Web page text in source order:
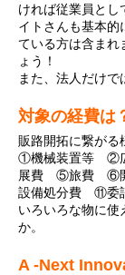
ければ従業員とし
イトさんも基本的
ている方は含まれ
ょう！
また、法人だけで
対象の経費は
販路開拓に繋がる
①機械装置等 ②
展費 ⑤旅費 ⑥
設備処分費 ⑪委
いろいろな物に使
か。
A -Next